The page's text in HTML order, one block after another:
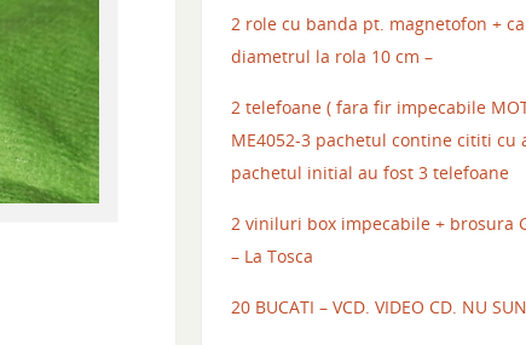
2 role cu banda pt. magnetofon +
diametrul la rola 10 cm –
2 telefoane ( fara fir impecabile
ME4052-3 pachetul contine cititi cu
pachetul initial au fost 3 telefoane
2 viniluri box impecabile + brosura
– La Tosca
20 BUCATI – VCD. VIDEO CD. NU